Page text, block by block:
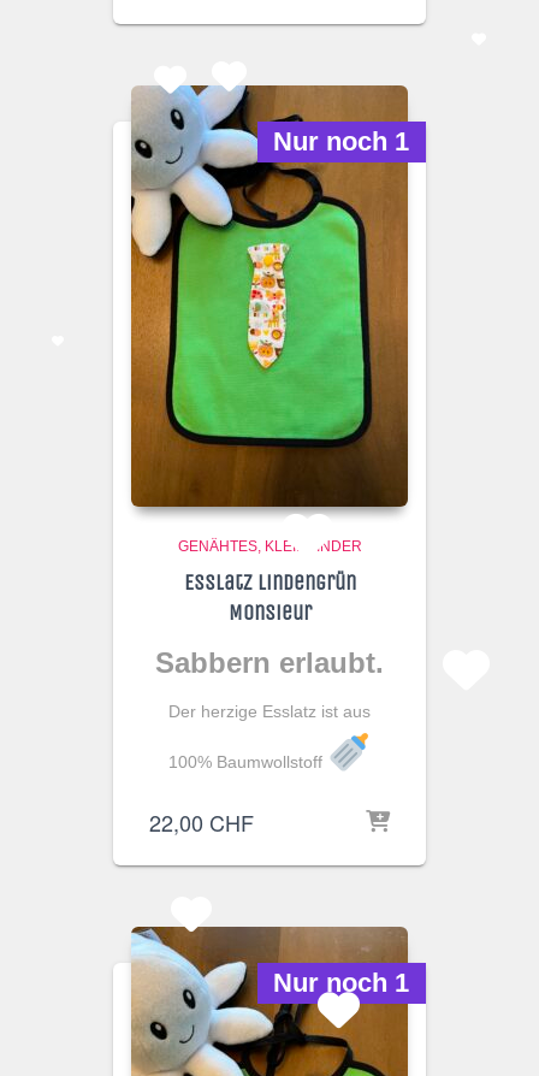
Nur noch 1
GENÄHTES KLEINKINDER
Esslatz Lindengrün
Monsieur
Sabbern erlaubt.
Der herzige Esslatz ist aus
100% Baumwollstoff
22,00 CHF
Nur noch 1